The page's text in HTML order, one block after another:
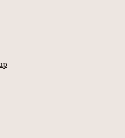
jag hem Januaris Beauty Box